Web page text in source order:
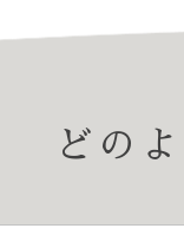
どの